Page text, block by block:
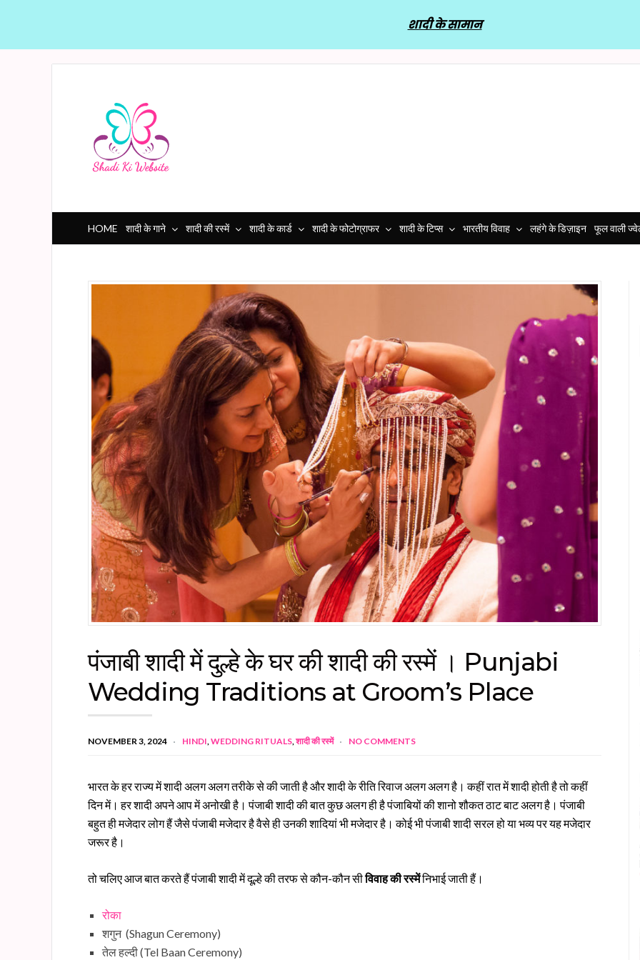
HOME शादी के गाने शादी की रस्में शादी के कार्ड शादी के फोटोग्राफर शादी के टिप्स भारतीय विवाह लहंगे के डिज़ाइन फूल वाली
पंजाबी शादी में दुल्हे के घर की शादी की रस्में । Punjabi
Wedding Traditions at Groom’s Place
NOVEMBER 3, 2024 HINDI WEDDING RITUALS शादी की रस्में NO COMMENTS
भारत के हर राज्य में शादी अलग अलग तरीके से की जाती है और शादी के रीति रिवाज अलग अलग है। कहीं रात में शादी होती है तो कहीं
दिन में। हर शादी अपने आप में अनोखी है। पंजाबी शादी की बात कुछ अलग ही है पंजाबियों की शानो शौकत ठाट बाट अलग है। पंजाबी
बहुत ही मजेदार लोग हैं जैसे पंजाबी मजेदार है वैसे ही उनकी शादियां भी मजेदार है। कोई भी पंजाबी शादी सरल हो या भव्य पर यह मजेदार
जरूर है।
तो चलिए आज बात करते हैं पंजाबी शादी में दूल्हे की तरफ से कौन-कौन सीविवाह की रस्मेंनिभाई जाती हैं।
रोका
शगुन (Shagun Ceremony)
तेल हल्दी (Tel Baan Ceremony)
शादी के सामान